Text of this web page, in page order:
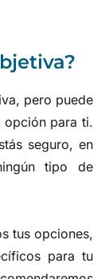
pero puede
opción para ti.
seguro, en
tipo de
tus opciones,
para tu